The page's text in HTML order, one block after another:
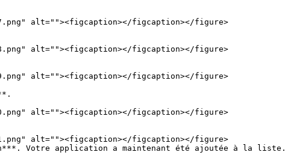
Votre application a maintenant été ajoutée à la liste.